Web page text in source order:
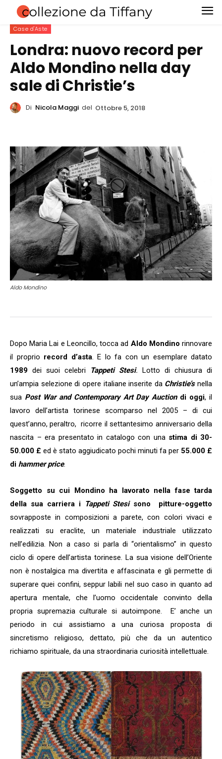
Case d'Aste
Londra: nuovo record per
Aldo Mondino nella day
sale di Christie’s
Di Nicola Maggi del Ottobre 5, 2018
Aldo Mondino
Dopo Maria Lai e Leoncillo, tocca ad Aldo Mondino rinnovare
il proprio record d’asta. E lo fa con un esemplare datato
1989 dei suoi celebri Tappeti Stesi. Lotto di chiusura di
un’ampia selezione di opere italiane inserite daChristie’snella
sua Post War and Contemporary Art Day Auction di oggi, il
lavoro dell’artista torinese scomparso nel 2005 – di cui
quest’anno, peraltro, ricorre il settantesimo anniversario della
nascita – era presentato in catalogo con una stima di 30-
50.000 £ ed è stato aggiudicato pochi minuti fa per 55.000 £
di hammer price.
Soggetto su cui Mondino ha lavorato nella fase tarda
della sua carriera i Tappeti Stesi sono pitture-oggetto
sovrapposte in composizioni a parete, con colori vivaci e
realizzati su eraclite, un materiale industriale utilizzato
nell’edilizia. Non a caso si parla di “orientalismo” in questo
ciclo di opere dell’artista torinese. La sua visione dell’Oriente
non è nostalgica ma divertita e affascinata e gli permette di
superare quei confini, seppur labili nel suo caso in quanto ad
apertura mentale, che l’uomo occidentale convinto della
propria supremazia culturale si autoimpone. E’ anche un
periodo in cui assistiamo a una curiosa proposta di
sincretismo religioso, dettato, più che da un autentico
richiamo spirituale, da una straordinaria curiosità intellettuale.